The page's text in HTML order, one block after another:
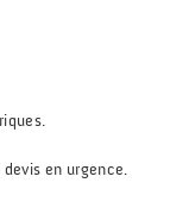
devis en urgence.